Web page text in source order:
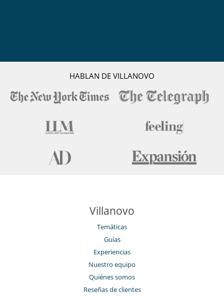
HABLAN DE VILLANOVO
Villanovo
Temáticas
Guías
Experiencias
Nuestro equipo
Quiénes somos
Reseñas de clientes